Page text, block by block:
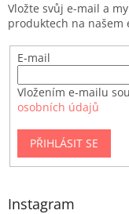
Vložte svůj e-mail a
produktech na našem
E-mail
Vložením e-mailu
osobních údajů
PŘIHLÁSIT SE
Instagram